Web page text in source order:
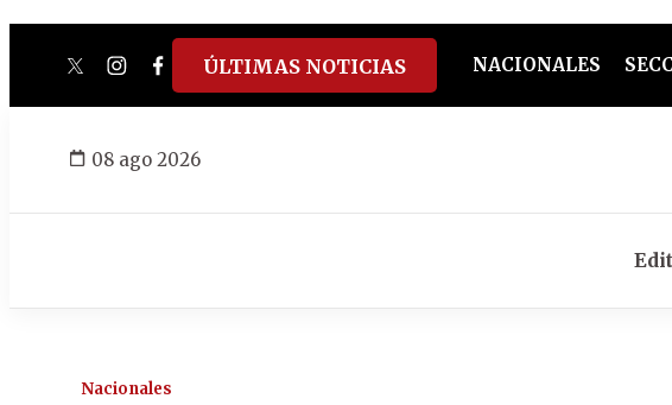
twitterinstagram
facebook
tiktokyoutube
spotify
ÚLTIMAS NOTICIAS NACIONALES
08 ago 2026
Nacionales